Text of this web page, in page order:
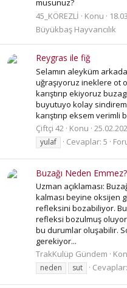
musunuz?
45_KÖREZLİ
Konu
Büyükbaş Hayvancılık
Reygras ile fiğ
Selamın aleyküm
uğraşıyoruz ineklere ot
karıştırıp ekiyoruz
buyutuyo kolay
karıştırıp eksem
Çiftçi 42 Konu
yulaf
Cevaplar: 5
Buzağı Neden Emmez?
Uzman açıklaması:
kalması beyine oksijen
refleksini bozabiliyor.
refleksi bozulmuş
bu durumlar oluşabilir.
gerekiyor...
TrakKulüp Gündem
neden
sut